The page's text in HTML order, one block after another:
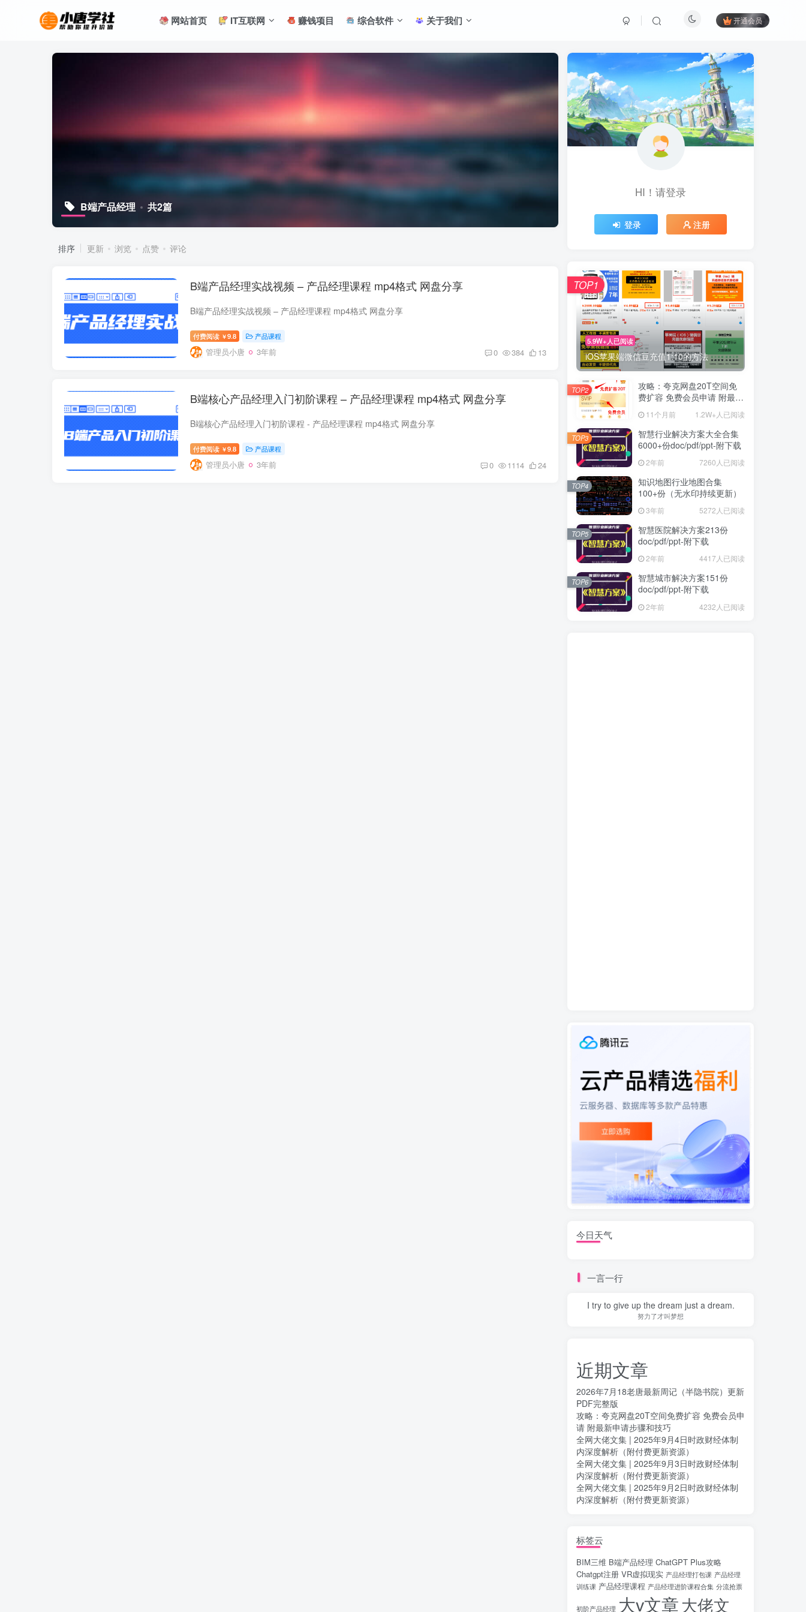
网站首页 IT互联网 赚钱项目 综合软件 关于我们 开通会员
B端产品经理 共2篇
排序 更新 浏览 点赞 评论
B端产品经理实战视频 – 产品经理课程 mp4格式 网盘分享
B端产品经理实战视频 – 产品经理课程 mp4格式 网盘分享
付费阅读 ￥9.8 产品课程
管理员小唐 3年前 0 384 13
B端核心产品经理入门初阶课程 – 产品经理课程 mp4格式 网盘分享
B端核心产品经理入门初阶课程 - 产品经理课程 mp4格式 网盘分享
付费阅读 ￥9.8 产品课程
管理员小唐 3年前 0 1114 24
HI！请登录
登录 注册
5.9W+人已阅读
iOS苹果端微信豆充值1:10的方法
TOP1
攻略：夸克网盘20T空间免
费扩容 免费会员申请 附最新
申请步骤和技巧
11个月前 1.2W+人已阅读
TOP2
智慧行业解决方案大全合集
6000+份doc/pdf/ppt-附下载
2年前 7260人已阅读
TOP3
知识地图行业地图合集
100+份（无水印持续更新）
3年前 5272人已阅读
TOP4
智慧医院解决方案213份
doc/pdf/ppt-附下载
2年前 4417人已阅读
TOP5
智慧城市解决方案151份
doc/pdf/ppt-附下载
2年前 4232人已阅读
TOP6
今日天气
一言一行
I try to give up the dream just a dream.
努力了才叫梦想
近期文章
2026年7月18老唐最新周记（半隐书院）更新
PDF完整版
攻略：夸克网盘20T空间免费扩容 免费会员申
请 附最新申请步骤和技巧
全网大佬文集 | 2025年9月4日时政财经体制
内深度解析（附付费更新资源）
全网大佬文集 | 2025年9月3日时政财经体制
内深度解析（附付费更新资源）
全网大佬文集 | 2025年9月2日时政财经体制
内深度解析（附付费更新资源）
标签云
BIM三维 B端产品经理 ChatGPT Plus攻略
Chatgpt注册 VR虚拟现实 产品经理打包课 产品经理
训练课 产品经理课程 产品经理进阶课程合集 分流抢票
初阶产品经理 大v文章大佬文